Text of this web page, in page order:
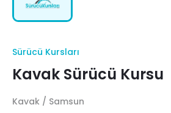
Sürücü Kursları
Kavak Sürücü Kursu
Kavak / Samsun